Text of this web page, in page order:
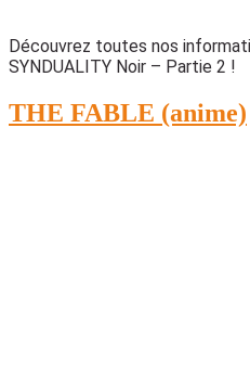
Découvrez toutes nos
SYNDUALITY Noir – Partie 2 !
THE FABLE (anime)